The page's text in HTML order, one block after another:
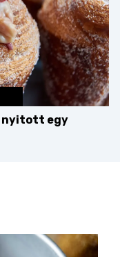
nyitott egy